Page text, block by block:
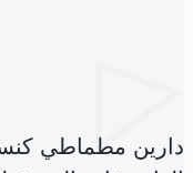
دارين مطماطي